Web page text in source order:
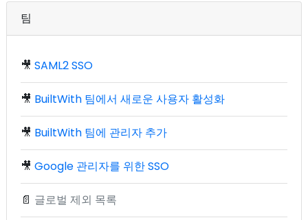
팀
🎥 SAML2 SSO
🎥 BuiltWith 팀에서 새로운 사용자 활성화
🎥 BuiltWith 팀에 관리자 추가
🎥 Google 관리자를 위한 SSO
📄 글로벌 제외 목록